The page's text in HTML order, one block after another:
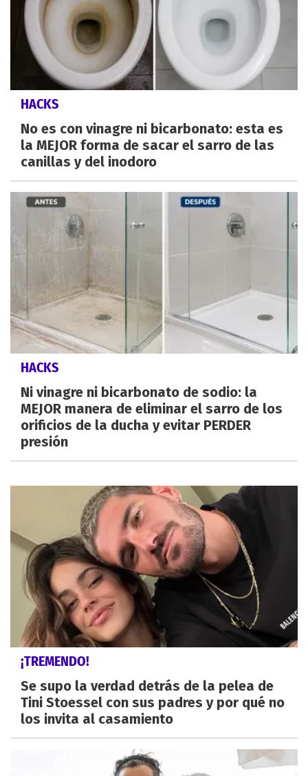
HACKS
No es con vinagre ni bicarbonato: esta es
la MEJOR forma de sacar el sarro de las
canillas y del inodoro
HACKS
Ni vinagre ni bicarbonato de sodio: la
MEJOR manera de eliminar el sarro de los
orificios de la ducha y evitar PERDER
presión
¡TREMENDO!
Se supo la verdad detrás de la pelea de
Tini Stoessel con sus padres y por qué no
los invita al casamiento